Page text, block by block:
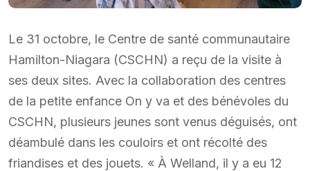
Le 31 octobre, le Centre de santé communautaire
Hamilton-Niagara (CSCHN) a reçu de la visite à
ses deux sites. Avec la collaboration des centres
de la petite enfance On y va et des bénévoles du
CSCHN, plusieurs jeunes sont venus déguisés, ont
déambulé dans les couloirs et ont récolté des
friandises et des jouets. « À Welland, il y a eu 12